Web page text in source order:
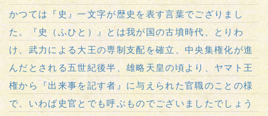
かつては『史』一文字が歴史を表す言葉でござりまし
た。『史（ふひと）』とは我が国の古墳時代、とりわ
け、武力による大王の専制支配を確立、中央集権化が進
んだとされる五世紀後半、雄略天皇の頃より、ヤマト王
権から『出来事を記す者』に与えられた官職のことの様
で、いわば史官とでも呼ぶものでございましたでしょう